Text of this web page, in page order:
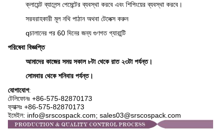
ক্লায়েন্ট ব্যালেন্স পেমেন্টের ব্যবস্থা করবে এবং শিপিংয়ের ব্যবস্থা করবে।
সরবরাহকারী মূল নথি পাঠান অথবা টেলেক্স করুন
qচালানের পর 60 দিনের জন্য গুণগত গ্যারান্টি
পরিষেবা বিজ্ঞপ্তি
আমাদের কাজের সময় সকাল ৮টা থেকে রাত ২৩টা পর্যন্ত।
সোমবার থেকে শনিবার পর্যন্ত।
যোগাযোগ:
টেলিফোনঃ +86-575-82870173
ফ্যাক্সঃ +86-575-82870173
ইমেইল: info@srscospack.com; sales03@srscospack.com